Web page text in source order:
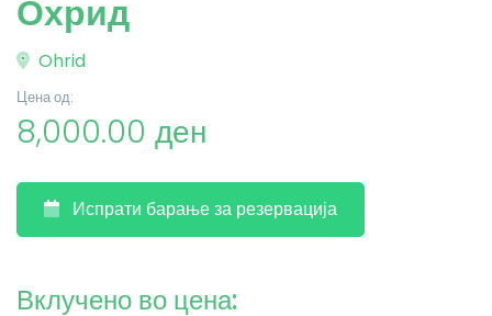
Охрид
Ohrid
Цена од:
8,000.00 ден
Испрати барање за резервација
Вклучено во цена: